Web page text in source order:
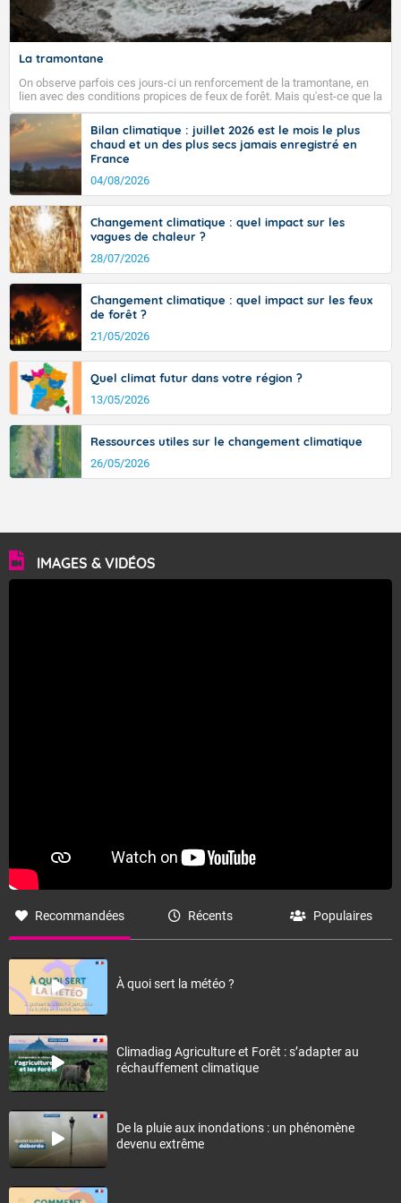
La tramontane
On observe parfois ces jours-ci un renforcement de la tramontane, en
lien avec des conditions propices de feux de forêt. Mais qu'est-ce que la
tramontane ? Quelles sont ses caractéristiques ? La tramontane est un
vent turbulent soufflant de secteur nord-ouest à nord, ou ouest à nord-
ouest, dans un secteur qui part du Roussillon à la vallée de l’Aude et à
l’ouest de l’Hérault. L’étymologie de ce vent vient du latin trasmontanus,
signifiant au-delà des monts, en allusion aux régions montagneuses
d’où provient ce vent.
Bilan climatique : juillet 2026 est le mois le plus
chaud et un des plus secs jamais enregistré en
France
04/08/2026
Changement climatique : quel impact sur les
vagues de chaleur ?
28/07/2026
Changement climatique : quel impact sur les feux
de forêt ?
21/05/2026
Quel climat futur dans votre région ?
13/05/2026
Ressources utiles sur le changement climatique
26/05/2026
IMAGES & VIDÉOS
Recommandées Récents Populaires
À quoi sert la météo ?
Climadiag Agriculture et Forêt : s’adapter au
réchauffement climatique
De la pluie aux inondations : un phénomène
devenu extrême